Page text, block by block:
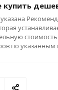
купить
по указанным